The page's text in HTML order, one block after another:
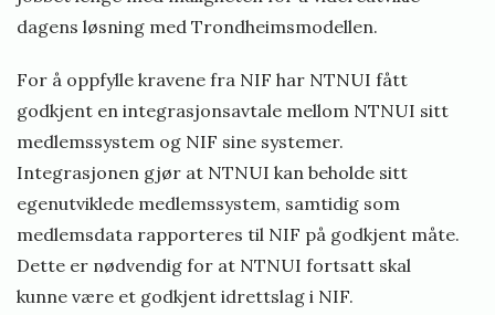
dagens løsning med Trondheimsmodellen.
For å oppfylle kravene fra NIF har NTNUI fått
godkjent en integrasjonsavtale mellom NTNUI sitt
medlemssystem og NIF sine systemer.
Integrasjonen gjør at NTNUI kan beholde sitt
egenutviklede medlemssystem, samtidig som
medlemsdata rapporteres til NIF på godkjent måte.
Dette er nødvendig for at NTNUI fortsatt skal
kunne være et godkjent idrettslag i NIF.